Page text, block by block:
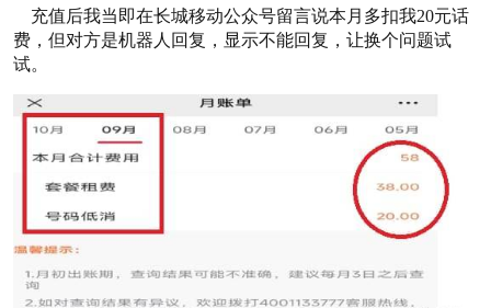
充值后我当即在长城移动公众号留言说本月多扣我20元话
费，但对方是机器人回复，显示不能回复，让换个问题试
试。